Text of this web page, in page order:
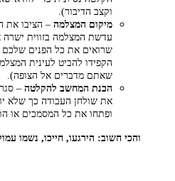
וקצב הדיבור).
מיקום המצלמה – הציבו את
עדשת המצלמה בזווית ישרה
שרואים את כל הפנים שלכם
הקפידו להביט לעינית
שאתם מדברים אל הצופה).
הכנת המחשב להקלטה –
את שולחן העבודה כך שלא
ופתחו את כל המסמכים או
והכי חשוב: הירגעו, חייכו, נשמו